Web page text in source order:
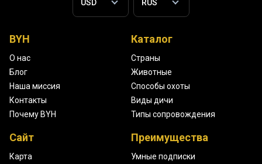
BYH
О нас
Блог
Наша миссия
Контакты
Почему BYH
Каталог
Страны
Животные
Способы охоты
Виды дичи
Типы сопровождения
Сайт
Карта
Преимущества
Умные подписки